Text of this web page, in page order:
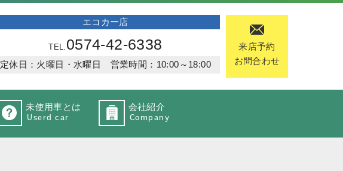
エコカー店
TEL. 0574-42-6338
定休日：火曜日・水曜日 営業時間：10:00～18:00
来店予約
お問合わせ
未使用車とは
Userd car
会社紹介
Company